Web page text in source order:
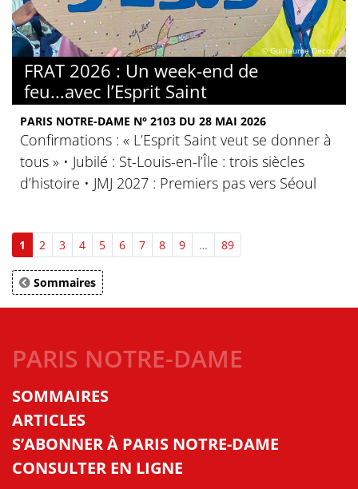
© Guillaume Decourt
FRAT 2026 : Un week-end de
feu...avec l’Esprit Saint
PARIS NOTRE-DAME N° 2103 DU 28 MAI 2026
Confirmations : « L’Esprit Saint veut se donner à
tous » • Jubilé : St-Louis-en-l’Île : trois siècles
d’histoire • JMJ 2027 : Premiers pas vers Séoul
1 2 3 4 5 6 7 8 9 … 89
Sommaires
PARIS NOTRE-DAME
SOMMAIRES
ARTICLES
S’ABONNER À PARIS NOTRE-DAME
CONSULTER EN LIGNE